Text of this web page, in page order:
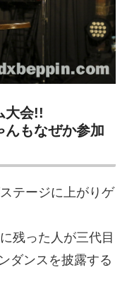
大会!!
んもなぜか参加
テージに上がりゲ
残った人が三代目
ダンスを披露する